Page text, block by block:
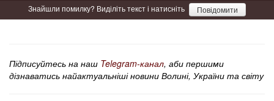
Знайшли помилку? Виділіть текст і натисніть Повідомити
Підписуйтесь на наш Telegram-канал, аби першими
дізнаватись найактуальніші новини Волині, України та світу